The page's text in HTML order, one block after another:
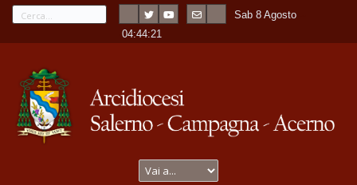
Sab 8 Agosto
-04:44:21